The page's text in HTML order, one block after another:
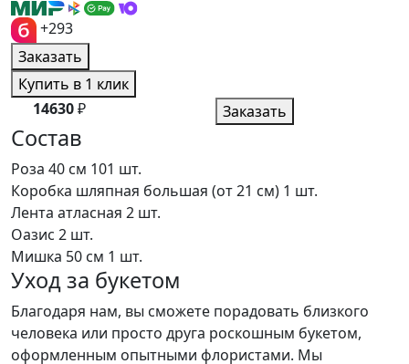
+293
Заказать
Купить в 1 клик
14630₽ Заказать
Состав
Роза 40 см 101 шт.
Коробка шляпная большая (от 21 см) 1 шт.
Лента атласная 2 шт.
Оазис 2 шт.
Мишка 50 см 1 шт.
Уход за букетом
Благодаря нам, вы сможете порадовать близкого
человека или просто друга роскошным букетом,
оформленным опытными флористами. Мы